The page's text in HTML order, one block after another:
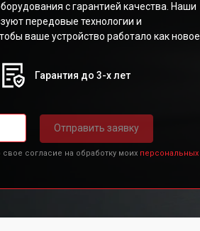
с гарантией качества. Наши
передовые технологии и
ваше устройство работало как новое.
Гарантия до 3-х лет
Отправить заявку
согласие на обработку моих персональных